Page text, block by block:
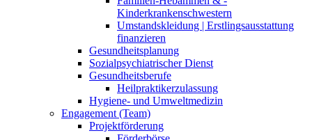
Kinderkrankenschwestern
Umstandskleidung | Erstlingsausstattung
finanzieren
Gesundheitsplanung
Sozialpsychiatrischer Dienst
Gesundheitsberufe
Heilpraktikerzulassung
Hygiene- und Umweltmedizin
Engagement (Team)
Projektförderung